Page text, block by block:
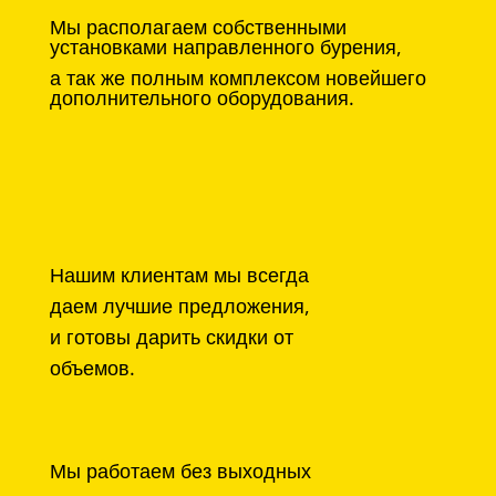
Мы располагаем собственными
установками направленного бурения,
а так же полным комплексом новейшего
дополнительного оборудования.
Нашим клиентам мы всегда
даем лучшие предложения,
и готовы дарить скидки от
объемов.
Мы работаем без выходных